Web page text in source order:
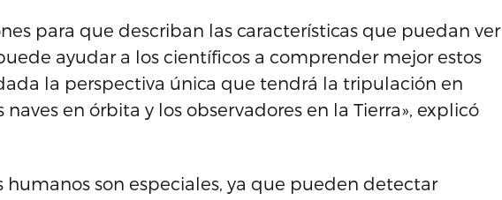
para que describan las características que puedan ver
ayudar a los científicos a comprender mejor estos
la perspectiva única que tendrá la tripulación en
en órbita y los observadores en la Tierra», explicó
humanos son especiales, ya que pueden detectar